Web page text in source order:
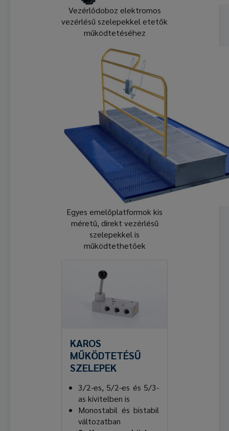
Vezérlődoboz elektromos
vezérlésű szelepekkel etetők
működtetéséhez
Egyes emelőplatformok kis
méretű, direkt vezérlésű
szelepekkel is
működtethetőek
KAROS
MŰKÖDTETÉSŰ
SZELEPEK
3/2-es, 5/2-es és 5/3-
as kivitelben is
Monostabil és bistabil
változatban